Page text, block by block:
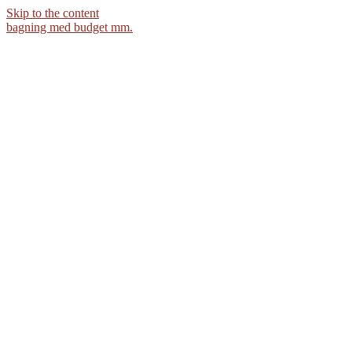
Skip to the content
bagning med budget mm.